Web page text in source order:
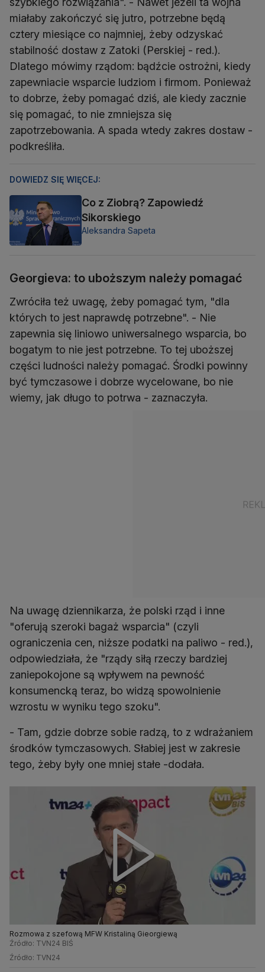
miałaby zakończyć się jutro, potrzebne będą
cztery miesiące co najmniej, żeby odzyskać
stabilność dostaw z Zatoki (Perskiej - red.).
Dlatego mówimy rządom: bądźcie ostrożni, kiedy
zapewniacie wsparcie ludziom i firmom. Ponieważ
to dobrze, żeby pomagać dziś, ale kiedy zacznie
się pomagać, to nie zmniejsza się
zapotrzebowania. A spada wtedy zakres dostaw -
podkreśliła.
DOWIEDZ SIĘ WIĘCEJ:
Co z Ziobrą? Zapowiedź
Sikorskiego
Aleksandra Sapeta
Georgieva: to uboższym należy pomagać
Zwróciła też uwagę, żeby pomagać tym, "dla
których to jest naprawdę potrzebne". - Nie
zapewnia się liniowo uniwersalnego wsparcia, bo
bogatym to nie jest potrzebne. To tej uboższej
części ludności należy pomagać. Środki powinny
być tymczasowe i dobrze wycelowane, bo nie
wiemy, jak długo to potrwa - zaznaczyła.
Na uwagę dziennikarza, że polski rząd i inne
"oferują szeroki bagaż wsparcia" (czyli
ograniczenia cen, niższe podatki na paliwo - red.),
odpowiedziała, że "rządy siłą rzeczy bardziej
zaniepokojone są wpływem na pewność
konsumencką teraz, bo widzą spowolnienie
wzrostu w wyniku tego szoku".
- Tam, gdzie dobrze sobie radzą, to z wdrażaniem
środków tymczasowych. Słabiej jest w zakresie
tego, żeby były one mniej stałe -dodała.
Rozmowa z szefową MFW Kristaliną Gieorgiewą
Źródło: TVN24 BIŚ
Źródło: TVN24